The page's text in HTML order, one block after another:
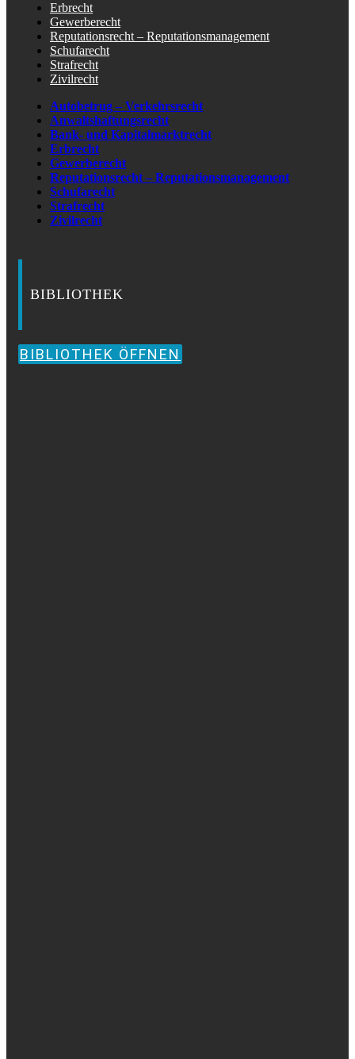
Erbrecht
Gewerberecht
Reputationsrecht – Reputationsmanagement
Schufarecht
Strafrecht
Zivilrecht
Autobetrug – Verkehrsrecht
Anwaltshaftungsrecht
Bank- und Kapitalmarktrecht
Erbrecht
Gewerberecht
Reputationsrecht – Reputationsmanagement
Schufarecht
Strafrecht
Zivilrecht
BIBLIOTHEK
BIBLIOTHEK ÖFFNEN